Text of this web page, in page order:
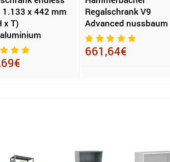
1.133 x 442 mm
x T)
Regalschrank V9
Advanced nussbaum
661,64€